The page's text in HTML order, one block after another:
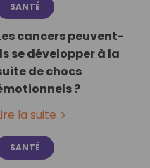
SANTÉ
cancers peuvent-
se développer à la
de chocs
?
la suite
SANTÉ